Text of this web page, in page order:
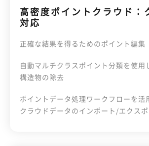
高密度ポイントクラウド：
対応
正確な結果を得るためのポイント編集
自動マルチクラスポイント分類を使用
構造物の除去
ポイントデータ処理ワークフローを活
クラウドデータのインポート/エクスポ